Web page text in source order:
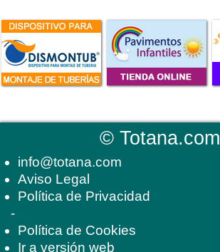
©Totana.com
info@totana.com
Aviso Legal
Política de Privacidad
-
Política de Cookies
Ir a versión web